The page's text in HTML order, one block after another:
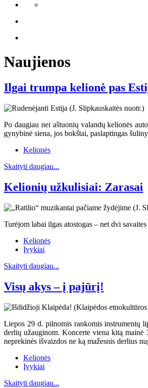
Naujienos
Ilgai trumpa kelionė pas
Po daugiau nei aštuonių valandų kelionės
gynybinė siena, jos bokštai, paslaptingas
Kelionės
Skaityti daugiau...
Kelionių užkulisiai: Zarasai
Turėjom labai ilgas atostogas – net dvi
Kelionės
Įvykiai
Skaityti daugiau...
Visų akys – į pajūrį!
Liepos 29 d. pilnomis rankomis instrumentų
derlių užauginom. Koncerte viena kitą mainė
neprekinės išvaizdos ne ką mažesnis derlius
Kelionės
Įvykiai
Skaityti daugiau...